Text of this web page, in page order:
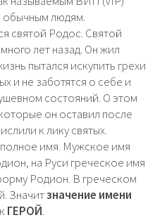
обычным людям.
святой Родос. Святой
лет назад. Он жил
пытался искупить грехи
и не заботятся о себе и
состояний. О этом
он оставил после
к лику святых.
имя. Мужское имя
на Руси греческое имя
Родион. В греческом
Значитзначение имени
ГЕРОЙ.